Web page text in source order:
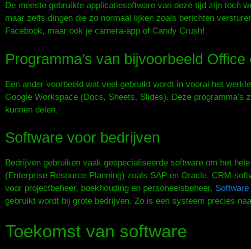
De meeste gebruikte applicatiesoftware van deze tijd zijn toch
maar zelfs dingen die zo normaal lijken zoals berichten
Facebook, maar ook je camera-app of Candy Crush!
Programma’s van bijvoorbeeld Office
Een ander voorbeeld wat veel gebruikt wordt in vooral het
Google Workspace (Docs, Sheets, Slides). Deze
kunnen delen.
Software voor bedrijven
Bedrijven gebruiken vaak gespecialiseerde software om het
(Enterprise Resource Planning) zoals SAP en Oracle, CRM-
voor projectbeheer, boekhouding en personeelsbeheer.
gebruikt wordt bij grote bedrijven. Zo is een systeem precies
Toekomst van software